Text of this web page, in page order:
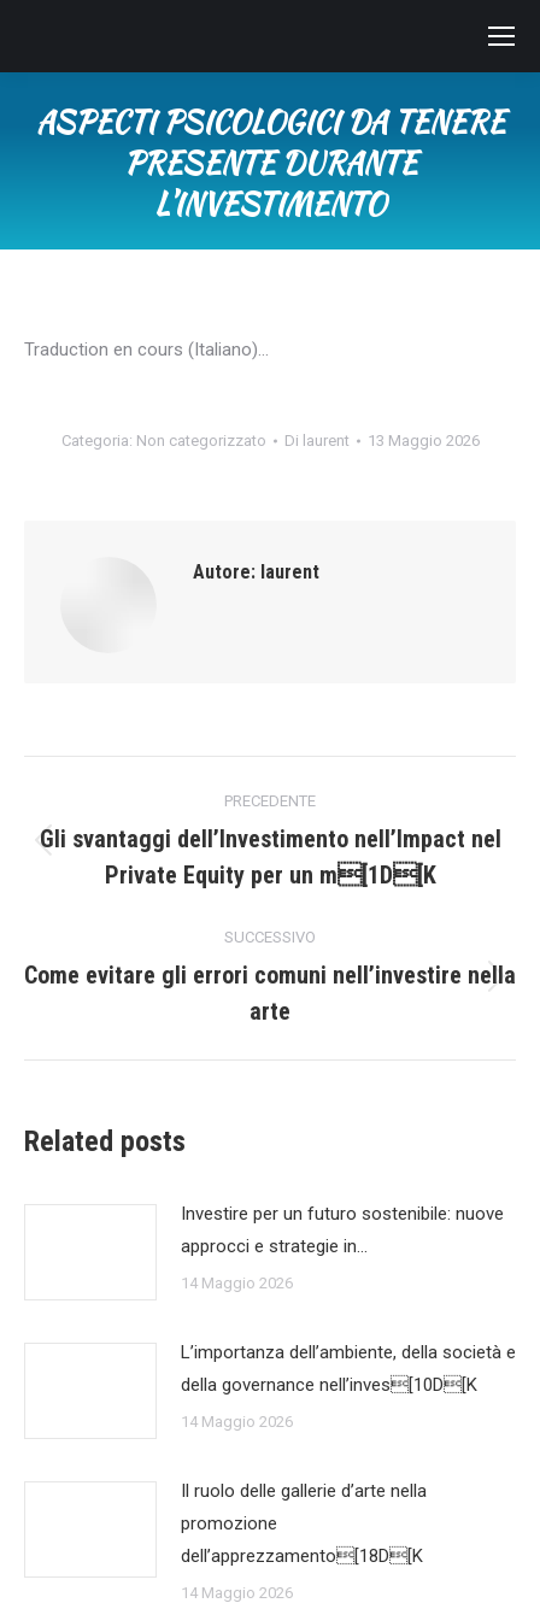
ASPECTI PSICOLOGICI DA TENERE
PRESENTE DURANTE
L’INVESTIMENTO
Traduction en cours (Italiano)…
Categoria: Non categorizzato Di laurent 13 Maggio 2026
Autore: laurent
tra
PRECEDENTE
precedente:
Gli svantaggi dell’Investimento nell’Impact nel
Private Equity per un m[1D[K
SUCCESSIVO
post:
Come evitare gli errori comuni nell’investire nella
arte
Related posts
Investire per un futuro sostenibile: nuove
approcci e strategie in…
14 Maggio 2026
L’importanza dell’ambiente, della società e
della governance nell’inves[10D[K
14 Maggio 2026
Il ruolo delle gallerie d’arte nella
promozione
dell’apprezzamento[18D[K
14 Maggio 2026